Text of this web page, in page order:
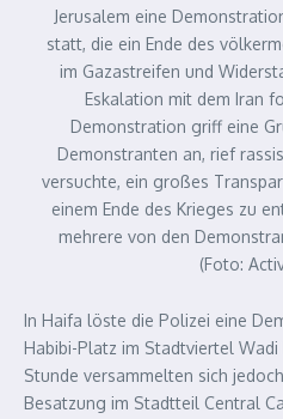
Jerusalem eine
statt, die ein Ende des
im Gazastreifen und
Eskalation mit dem Iran
Demonstration griff eine
Demonstranten an, rief
versuchte, ein großes
einem Ende des Krieges zu
mehrere von den
(Foto:
In Haifa löste die Polizei eine
Habibi-Platz im Stadtviertel
Stunde versammelten sich
Besatzung im Stadtteil Central